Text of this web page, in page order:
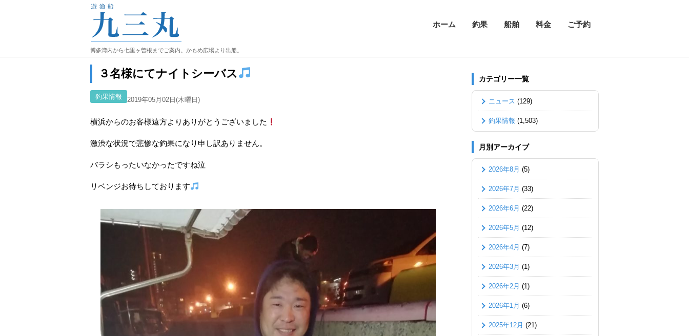
博多湾内から七里ヶ曽根までご案内。かもめ広場より出船。
ホーム 釣果 船舶 料金 ご予約
３名様にてナイトシーバス
釣果情報 2019年05月02日(木曜日)
横浜からのお客様遠方よりありがとうございました
激渋な状況で悲惨な釣果になり申し訳ありません。
バラシもったいなかったですね泣
リベンジお待ちしております
カテゴリー一覧
ニュース (129)
釣果情報 (1,503)
月別アーカイブ
2026年8月 (5)
2026年7月 (33)
2026年6月 (22)
2026年5月 (12)
2026年4月 (7)
2026年3月 (1)
2026年2月 (1)
2026年1月 (6)
2025年12月 (21)